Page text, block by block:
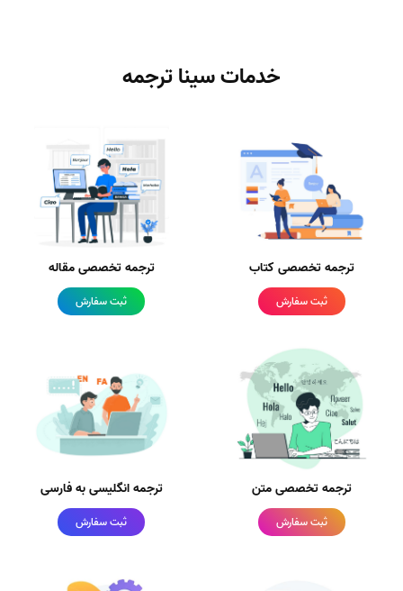
خدمات سینا ترجمه
ترجمه تخصصی کتاب
ثبت سفارش
ترجمه تخصصی مقاله
ثبت سفارش
ترجمه تخصصی متن
ثبت سفارش
ترجمه انگلیسی به فارسی
ثبت سفارش